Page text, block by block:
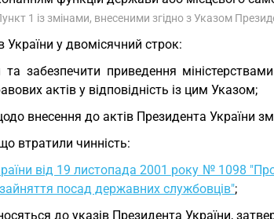
1 із змінами, внесеними згідно з Указом
України у двомісячний строк:
та забезпечити приведення
актів у відповідність із цим Указом;
внесення до актів Президента України
втратили чинність:
від 19 листопада 2001 року № 1098
посад державних службовців";
до указів Президента України,